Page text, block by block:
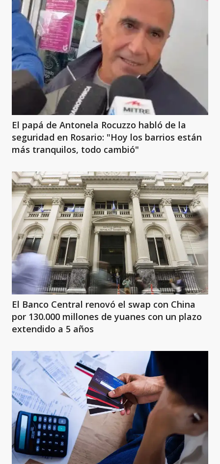
El papá de Antonela Rocuzzo habló de la
seguridad en Rosario: "Hoy los barrios están
más tranquilos, todo cambió"
El Banco Central renovó el swap con China
por 130.000 millones de yuanes con un plazo
extendido a 5 años